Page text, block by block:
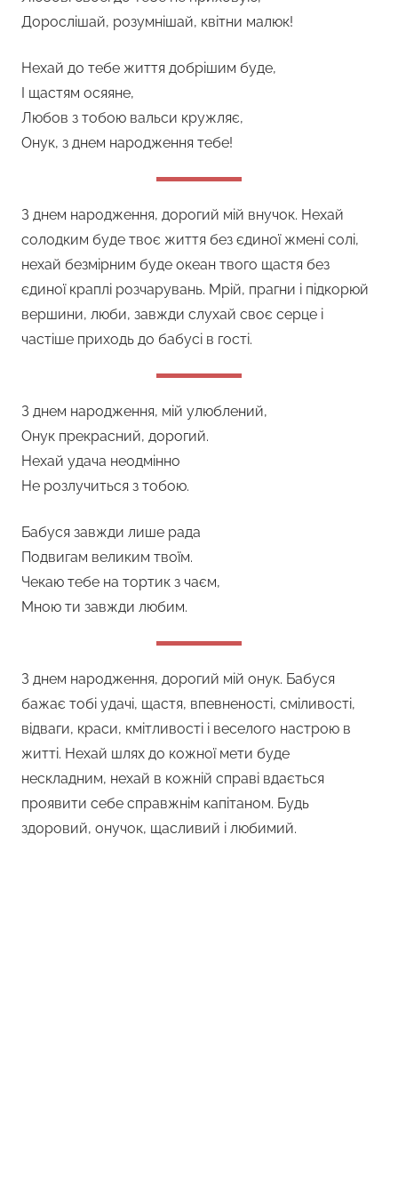
Дорослішай, розумнішай, квітни малюк!
Нехай до тебе життя добрішим буде,
І щастям осяяне,
Любов з тобою вальси кружляє,
Онук, з днем народження тебе!
З днем народження, дорогий мій внучок. Нехай
солодким буде твоє життя без єдиної жмені солі,
нехай безмірним буде океан твого щастя без
єдиної краплі розчарувань. Мрій, прагни і підкорюй
вершини, люби, завжди слухай своє серце і
частіше приходь до бабусі в гості.
З днем народження, мій улюблений,
Онук прекрасний, дорогий.
Нехай удача неодмінно
Не розлучиться з тобою.
Бабуся завжди лише рада
Подвигам великим твоїм.
Чекаю тебе на тортик з чаєм,
Мною ти завжди любим.
З днем народження, дорогий мій онук. Бабуся
бажає тобі удачі, щастя, впевненості, сміливості,
відваги, краси, кмітливості і веселого настрою в
житті. Нехай шлях до кожної мети буде
нескладним, нехай в кожній справі вдається
проявити себе справжнім капітаном. Будь
здоровий, онучок, щасливий і любимий.